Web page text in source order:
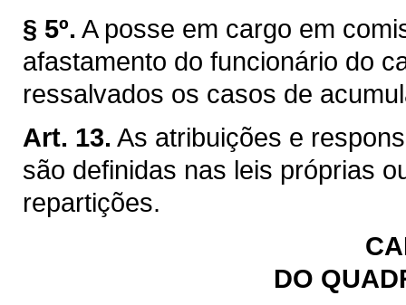
§ 5º. A posse em cargo em
afastamento do funcionário do
ressalvados os casos de
Art. 13. As atribuições e
são definidas nas leis próprias
repartições.
DO